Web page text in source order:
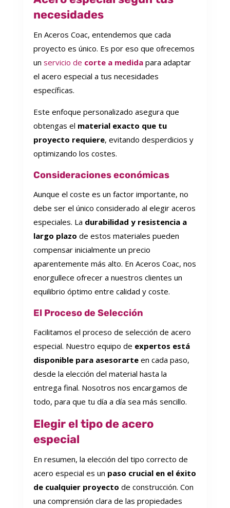
necesidades
En Aceros Coac, entendemos que cada
proyecto es único. Es por eso que ofrecemos
un servicio de corte a medidapara adaptar
el acero especial a tus necesidades
específicas.
Este enfoque personalizado asegura que
obtengas el material exacto que tu
proyecto requiere, evitando desperdicios y
optimizando los costes.
Consideraciones económicas
Aunque el coste es un factor importante, no
debe ser el único considerado al elegir aceros
especiales. La durabilidad y resistencia a
largo plazo de estos materiales pueden
compensar inicialmente un precio
aparentemente más alto. En Aceros Coac, nos
enorgullece ofrecer a nuestros clientes un
equilibrio óptimo entre calidad y coste.
El Proceso de Selección
Facilitamos el proceso de selección de acero
especial. Nuestro equipo de expertos está
disponible para asesorarteen cada paso,
desde la elección del material hasta la
entrega final. Nosotros nos encargamos de
todo, para que tu día a día sea más sencillo.
Elegir el tipo de acero
especial
En resumen, la elección del tipo correcto de
acero especial es un paso crucial en el éxito
de cualquier proyecto de construcción. Con
una comprensión clara de las propiedades